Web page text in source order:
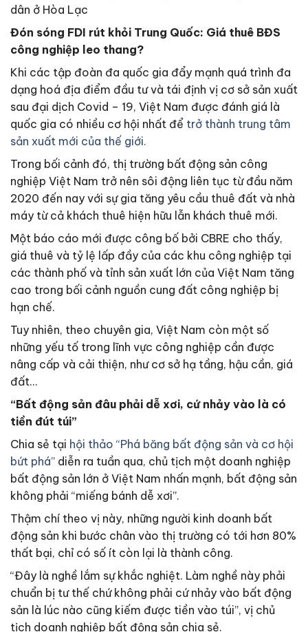
dân ở Hòa Lạc
Đón sóng FDI rút khỏi Trung Quốc: Giá thuê BĐS
công nghiệp leo thang?
Khi các tập đoàn đa quốc gia đẩy mạnh quá trình đa
dạng hoá địa điểm đầu tư và tái định vị cơ sở sản xuất
sau đại dịch Covid – 19, Việt Nam được đánh giá là
quốc gia có nhiều cơ hội nhất để trở thành trung tâm
sản xuất mới của thế giới.
Trong bối cảnh đó, thị trường bất động sản công
nghiệp Việt Nam trở nên sôi động liên tục từ đầu năm
2020 đến nay với sự gia tăng yêu cầu thuê đất và nhà
máy từ cả khách thuê hiện hữu lẫn khách thuê mới.
Một báo cáo mới được công bố bởi CBRE cho thấy,
giá thuê và tỷ lệ lấp đầy của các khu công nghiệp tại
các thành phố và tỉnh sản xuất lớn của Việt Nam tăng
cao trong bối cảnh nguồn cung đất công nghiệp bị
hạn chế.
Tuy nhiên, theo chuyên gia, Việt Nam còn một số
những yếu tố trong lĩnh vực công nghiệp cần được
nâng cấp và cải thiện, như cơ sở hạ tầng, hậu cần, giá
đất…
“Bất động sản đâu phải dễ xơi, cứ nhảy vào là có
tiền đút túi”
Chia sẻ tại hội thảo “Phá băng bất động sản và cơ hội
bứt phá” diễn ra tuần qua, chủ tịch một doanh nghiệp
bất động sản lớn ở Việt Nam nhấn mạnh, bất động sản
không phải “miếng bánh dễ xơi”.
Thậm chí theo vị này, những người kinh doanh bất
động sản khi bước chân vào thị trường có tới hơn 80%
thất bại, chỉ có số ít còn lại là thành công.
“Đây là nghề lắm sự khắc nghiệt. Làm nghề này phải
chuẩn bị tư thế chứ không phải cứ nhảy vào bất động
sản là lúc nào cũng kiếm được tiền vào túi”, vị chủ
tịch doanh nghiệp bất động sản chia sẻ.